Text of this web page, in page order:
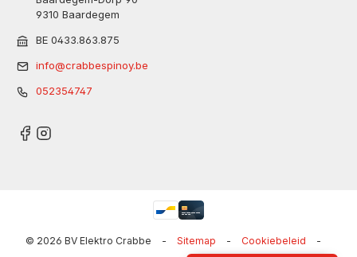
9310 Baardegem
BE 0433.863.875
info@crabbespinoy.be
052354747
© 2026 BV Elektro Crabbe - Sitemap - Cookiebeleid
-